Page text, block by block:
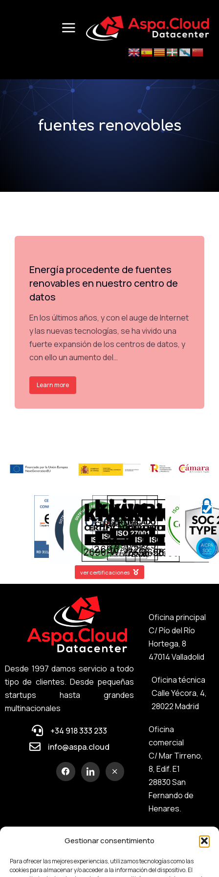
Gestionar consentimiento
Para ofrecer las mejores experiencias, utilizamos tecnologías como las
cookies para almacenar y/o acceder a la información del dispositivo. El
fuentes renovables
Energía procedente de fuentes
renovables en nuestro centro de
datos
En los últimos años, y con el auge de Internet
y las nuevas tecnologías, se ha vivido una
fuerte expansión de los centros de datos, y
con ello un aumento del…
Learn more
ver certificaciones
Desde 1997 damos servicio a todo
tipo de clientes. Desde pequeñas
startups hasta grandes
multinacionales
+34 918 333 233
info@aspa.cloud
Oficina principal
C/ Pío del Río
Hortega, 8
47014 Valladolid
Oficina técnica
Calle Yécora, 4,
28022 Madrid
Oficina
comercial
C/ Mar Tirreno,
8, Edif. E1
28830 San
Fernando de
Henares.